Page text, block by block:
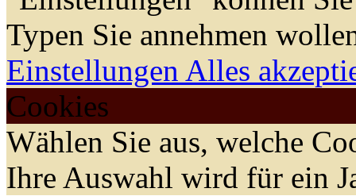
Typen Sie annehmen
Einstellungen Alles
Cookies
Wählen Sie aus, welche
Ihre Auswahl wird für ein